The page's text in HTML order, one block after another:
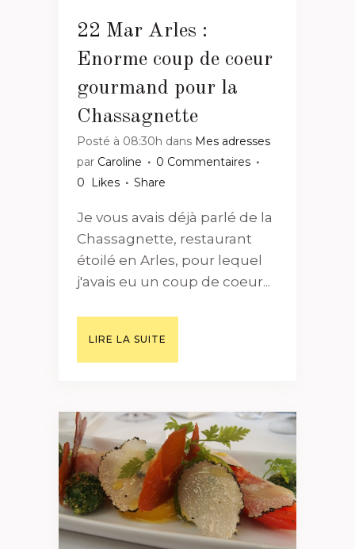
22 Mar Arles :
Enorme coup de coeur
gourmand pour la
Chassagnette
Posté à 08:30h dans Mes adresses
par Caroline
0 Commentaires
0
Likes Share
Je vous avais déjà parlé de la
Chassagnette, restaurant
étoilé en Arles, pour lequel
j'avais eu un coup de coeur...
LIRE LA SUITE